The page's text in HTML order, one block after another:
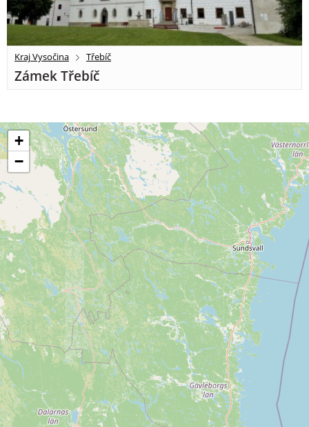
Kraj Vysočina Třebíč
Zámek Třebíč
+
−